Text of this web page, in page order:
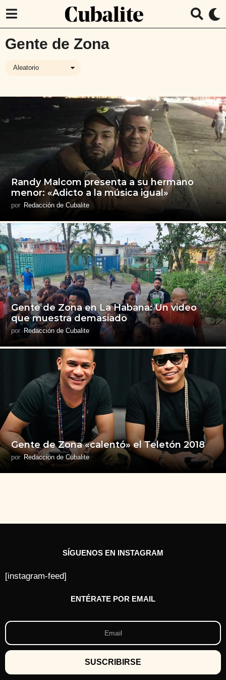
Gente de Zona
Aleatorio
Randy Malcom presenta a su hermano
menor: «Adicto a la música igual»
por Redacción de Cubalite
Gente de Zona en La Habana: Un video
que muestra demasiado
por Redacción de Cubalite
Gente de Zona «calentó» el Teletón 2018
por Redacción de Cubalite
SÍGUENOS EN INSTAGRAM
[instagram-feed]
ENTÉRATE POR EMAIL